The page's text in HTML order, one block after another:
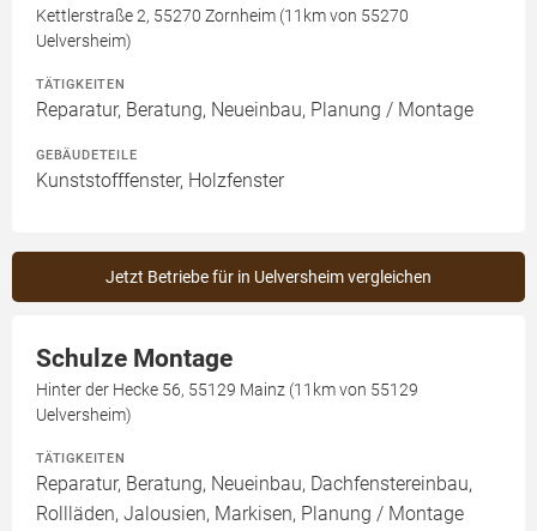
Kettlerstraße 2, 55270 Zornheim (11km von 55270
Uelversheim)
TÄTIGKEITEN
Reparatur, Beratung, Neueinbau, Planung / Montage
GEBÄUDETEILE
Kunststofffenster, Holzfenster
Jetzt Betriebe für in Uelversheim vergleichen
Schulze Montage
Hinter der Hecke 56, 55129 Mainz (11km von 55129
Uelversheim)
TÄTIGKEITEN
Reparatur, Beratung, Neueinbau, Dachfenstereinbau,
Rollläden, Jalousien, Markisen, Planung / Montage